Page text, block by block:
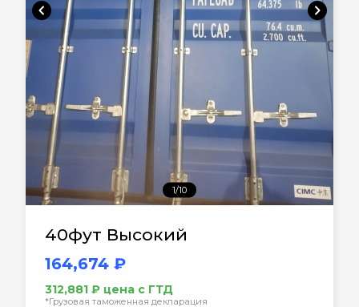
chevron_left chevron_right
1/10
40фут Высокий
164,674 ₽
312,881 ₽ цена с ГТД
*Грузовая таможенная декларация